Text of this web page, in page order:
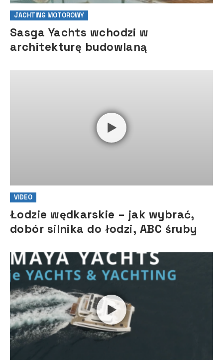
JACHTING MOTOROWY
Sasga Yachts wchodzi w
architekturę budowlaną
VIDEO
Łodzie wędkarskie – jak wybrać,
dobór silnika do łodzi, ABC śruby